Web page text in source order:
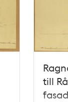
till